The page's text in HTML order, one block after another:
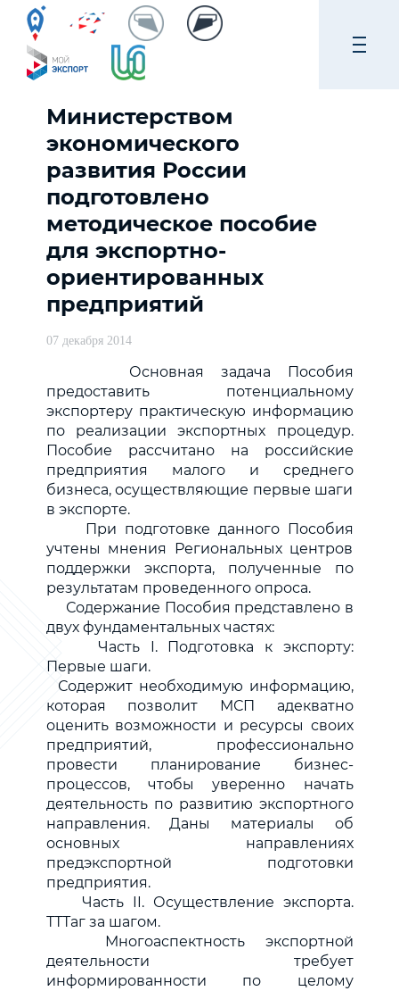
Министерством
экономического
развития России
подготовлено
методическое пособие
для экспортно-
ориентированных
предприятий
07 декабря 2014
Основная задача Пособия
предоставить потенциальному
экспортеру практическую информацию
по реализации экспортных процедур.
Пособие рассчитано на российские
предприятия малого и среднего
бизнеса, осуществляющие первые шаги
в экспорте.
При подготовке данного Пособия
учтены мнения Региональных центров
поддержки экспорта, полученные по
результатам проведенного опроса.
Содержание Пособия представлено в
двух фундаментальных частях:
Часть I. Подготовка к экспорту:
Первые шаги.
Содержит необходимую информацию,
которая позволит МСП адекватно
оценить возможности и ресурсы своих
предприятий, профессионально
провести планирование бизнес-
процессов, чтобы уверенно начать
деятельность по развитию экспортного
направления. Даны материалы об
основных направлениях
предэкспортной подготовки
предприятия.
Часть II. Осуществление экспорта.
ТТТаг за шагом.
Многоаспектность экспортной
деятельности требует
информированности по целому